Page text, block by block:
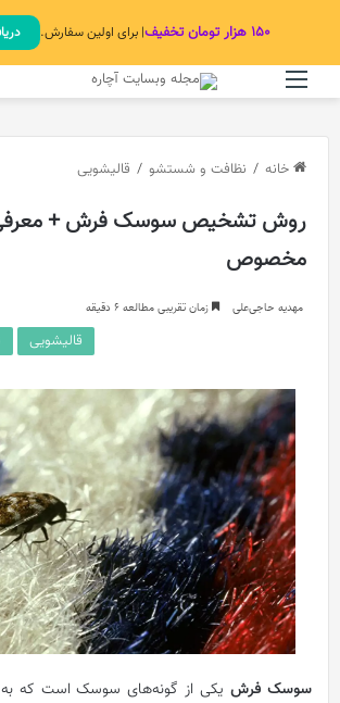
۱۵۰ هزار تومان تخفیف | برای اولین سفارش.
خانه / نظافت و شستشو / قالیشویی
روش تشخیص سوسک فرش +
مخصوص
مهدیه حاجی‌علی زمان تقریبی مطالعه 6 دقیقه
قالیشویی
سوسک فرشیکی از گونه‌های سوسک است که به